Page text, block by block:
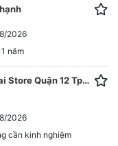
2026
năm
Việc Làm Bán Hàng Parttime / Fulltime Tai Store Quận 12 Tphcm
2026
cần kinh nghiệm